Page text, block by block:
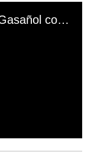
El mal momento de Yanina Gasañol con un hincha argentino en "Subrayado"